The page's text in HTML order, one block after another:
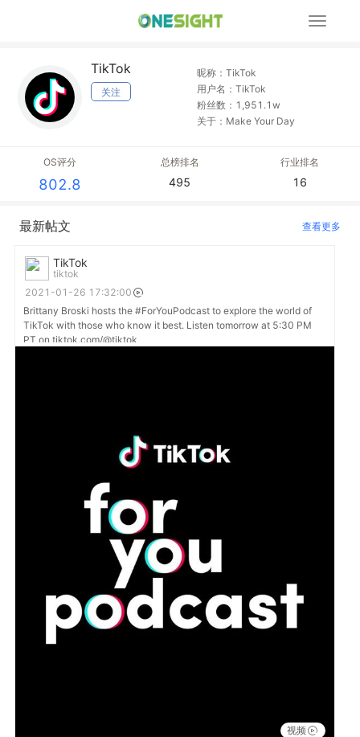
展
TikTok
关注
昵称：TikTok
用户名：TikTok
粉丝数：1,951.1w
关于：Make Your Day
OS评分
802.8
总榜排名
495
行业排名
16
最新帖文 查看更多
TikTok
tiktok
2021-01-26 17:32:00
Brittany Broski hosts the #ForYouPodcast to explore the world of
TikTok with those who know it best. Listen tomorrow at 5:30 PM
PT on tiktok.com/@tiktok
视频